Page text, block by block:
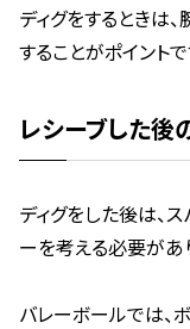
ディグをするときは
することがポイントで
レシーブした後
ディグをした後は、
ーを考える必要があ
バレーボールでは、